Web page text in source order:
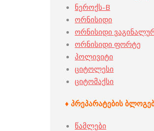
ნეროქს-B
ორნისიდი
ორნისიდი
ორნისიდი ფორტე
პოლივიტი
ციტოლესი
ციტომაქსი
♦ პრეპარატების
წამლები